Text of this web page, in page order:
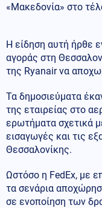
«Μακεδονία» στο
Η είδηση αυτή ήρθε
αγοράς στη
της Ryanair να
Τα δημοσιεύματα
της εταιρείας στο
ερωτήματα σχετικά
εισαγωγές και τις
Θεσσαλονίκης.
Ωστόσο η FedEx, με
τα σενάρια
σε ενοποίηση των